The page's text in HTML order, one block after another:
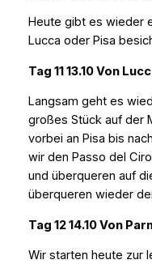
Heute gibt es wieder
Lucca oder Pisa
Tag 11 13.10 Von
Langsam geht es
großes Stück auf der
vorbei an Pisa bis
wir den Passo del
und überqueren auf
überqueren wieder
Tag 12 14.10 Von
Wir starten heute zur